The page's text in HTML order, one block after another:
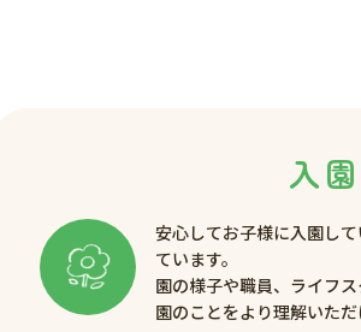
入
安心してお子様に入園し
ています。
園の様子や職員、ライフ
園のことをより理解いただ